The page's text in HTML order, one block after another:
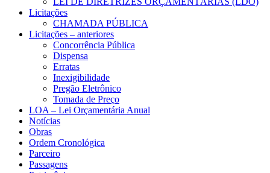
Licitações
CHAMADA PÚBLICA
Licitações – anteriores
Concorrência Pública
Dispensa
Erratas
Inexigibilidade
Pregão Eletrônico
Tomada de Preço
LOA – Lei Orçamentária Anual
Notícias
Obras
Ordem Cronológica
Parceiro
Passagens